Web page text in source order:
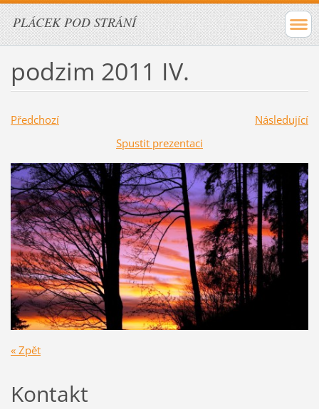
PLÁCEK POD STRÁNÍ
podzim 2011 IV.
Předchozí
Následující
Spustit prezentaci
« Zpět
Kontakt